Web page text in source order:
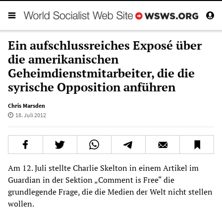
Ein aufschlussreiches Exposé über
die amerikanischen
Geheimdienstmitarbeiter, die die
syrische Opposition anführen
Chris Marsden
18. Juli 2012
Am 12. Juli stellte Charlie Skelton in einem Artikel im
Guardian in der Sektion „Comment is Free“ die
grundlegende Frage, die die Medien der Welt nicht stellen
wollen.